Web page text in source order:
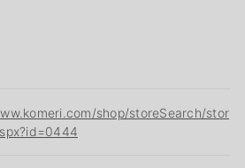
shop/storeSearch/stor